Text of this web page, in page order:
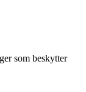
som beskytter